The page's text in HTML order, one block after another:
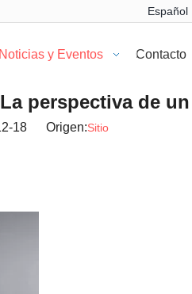
Español
Noticias y Eventos Contacto
perspectiva de
18 Origen:Sitio